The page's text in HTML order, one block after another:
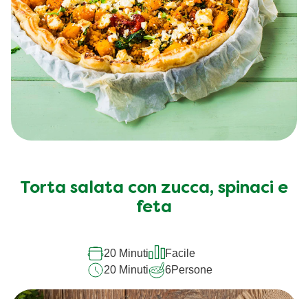
Torta salata con zucca, spinaci e
feta
20 Minuti
Facile
20 Minuti
6Persone